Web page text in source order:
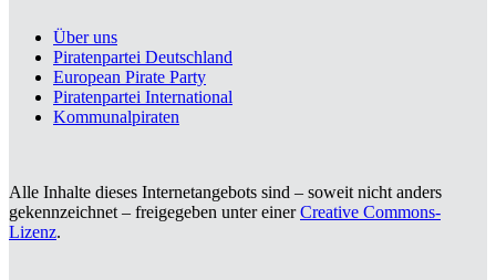
Über uns
Piratenpartei Deutschland
European Pirate Party
Piratenpartei International
Kommunalpiraten
Alle Inhalte dieses Internetangebots sind – soweit nicht anders
gekennzeichnet – freigegeben unter einerCreative Commons-
Lizenz.